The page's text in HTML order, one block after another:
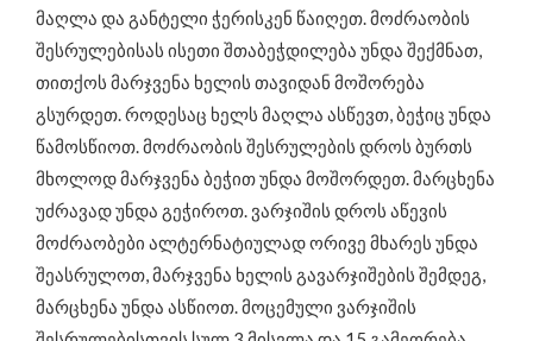
მაღლა და განტელი ჭერისკენ წაიღეთ. მოძრაობის
შესრულებისას ისეთი შთაბეჭდილება უნდა შექმნათ,
თითქოს მარჯვენა ხელის თავიდან მოშორება
გსურდეთ. როდესაც ხელს მაღლა ასწევთ, ბეჭიც უნდა
წამოსწიოთ. მოძრაობის შესრულების დროს ბურთს
მხოლოდ მარჯვენა ბეჭით უნდა მოშორდეთ. მარცხენა
უძრავად უნდა გეჭიროთ. ვარჯიშის დროს აწევის
მოძრაობები ალტერნატიულად ორივე მხარეს უნდა
შეასრულოთ, მარჯვენა ხელის გავარჯიშების შემდეგ,
მარცხენა უნდა ასწიოთ. მოცემული ვარჯიშის